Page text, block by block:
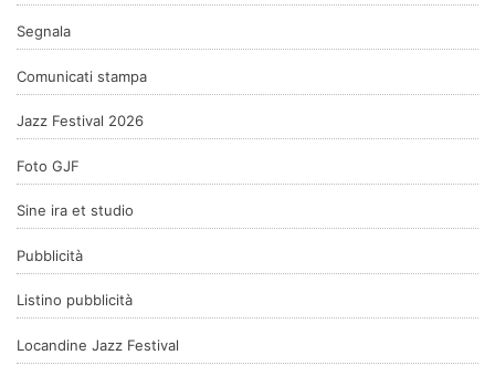
Segnala
Comunicati stampa
Jazz Festival 2026
Foto GJF
Sine ira et studio
Pubblicità
Listino pubblicità
Locandine Jazz Festival